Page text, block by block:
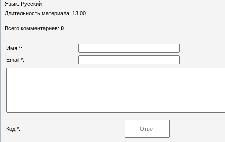
Язык: Русский
Длительность материала: 13:00
Всего комментариев: 0
Имя *:
Email *:
Код *: